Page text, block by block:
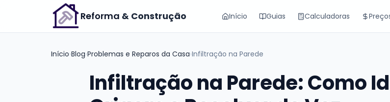
Reforma & Construção Início Guias Calculadoras
Início›Blog›Problemas e Reparos da Casa›Infiltração na Parede
Infiltração na Parede: Como